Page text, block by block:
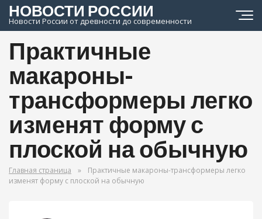
НОВОСТИ РОССИИ
Новости России от древности до современности
Практичные
макароны-
трансформеры легко
изменят форму с
плоской на обычную
Главная страница »
Практичные макароны-трансформеры легко
изменят форму с плоской на обычную